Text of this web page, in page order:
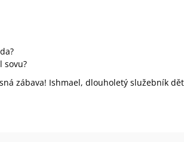
sovu?
zábava! Ishmael, dlouholetý služebník